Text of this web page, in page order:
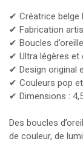
✔ Créatrice belge
✔ Fabrication
✔ Boucles
✔ Ultra légères et
✔ Design original
✔ Couleurs pop
✔ Dimensions :
Des boucles
de couleur, de